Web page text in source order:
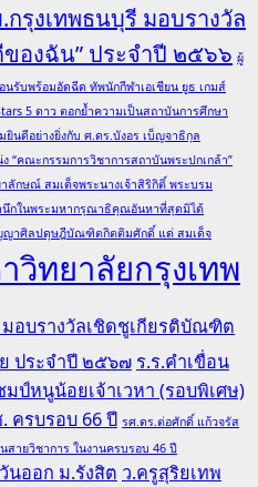
รุงเทพธนบุรี มอบรางวัล
ของฉัน” ประจำปี ๒๕๖๖ ผู้
รับพร้อมอัดฉีด ทัพนักกีฬาเอเชียน ยูธ เกมส์
5 ดาว ตอกย้ำความเป็นสถาบันการศึกษา
นดีอย่างยิ่งกับ ศ.ดร.บังอร เบ็ญจาธิกุล
“คณะกรรมการวิชาการสถาบันพระปกเกล้า”
ลักษณ์ สมเด็จพระนางเจ้าสิริกิติ์ พระบรม
กในพระมหากรุณาธิคุณอันหาที่สุดมิได้
ญญาศิลปดุษฎีบัณฑิตกิตติมศักดิ์ แด่ สมเด็จ
วิทยาลัยกรุงเทพ
อบรางวัลเชิดชูเกียรติบัณฑิต
ประจำปี ๒๕๖๗ ร.ร.คำเขื่อน
ป์หนูน้อยเจ้าเวหา (รอบพิเศษ)
ครบรอบ 66 ปี รศ.ดร.ต่อศักดิ์ แก้วจรัส
สายวิชาการ ในงานครบรอบ 46 ปี
นออก ม.รังสิต ว.ครูสุริยเทพ